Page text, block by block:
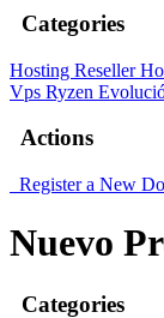
Categories
Hosting Reseller
Vps Ryzen
Actions
Register a New
Nuevo
Categories